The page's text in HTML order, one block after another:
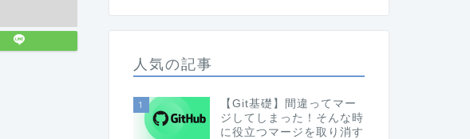
人気の記事
1
【Git基礎】間違ってマー
ジしてしまった！そんな時
に役立つマージを取り消す